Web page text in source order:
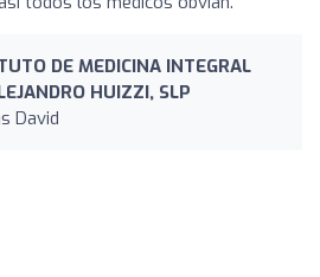
DE MEDICINA INTEGRAL
HUIZZI, SLP
David